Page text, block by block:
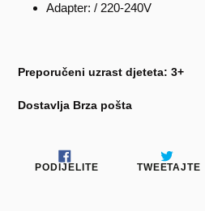
Adapter: / 220-240V
Preporučeni uzrast djeteta: 3+
Dostavlja Brza pošta
PODIJELITEPODIJELITETWEETAJTE